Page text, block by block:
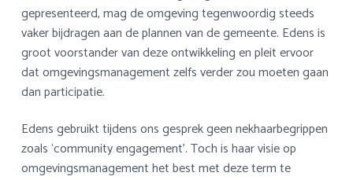
gepresenteerd, mag de omgeving tegenwoordig steeds
vaker bijdragen aan de plannen van de gemeente. Edens is
groot voorstander van deze ontwikkeling en pleit ervoor
dat omgevingsmanagement zelfs verder zou moeten gaan
dan participatie.
Edens gebruikt tijdens ons gesprek geen nekhaarbegrippen
zoals ‘community engagement’. Toch is haar visie op
omgevingsmanagement het best met deze term te